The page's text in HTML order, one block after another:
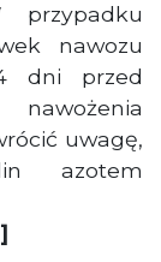
nawozu
dni przed
uwagę,
azotem